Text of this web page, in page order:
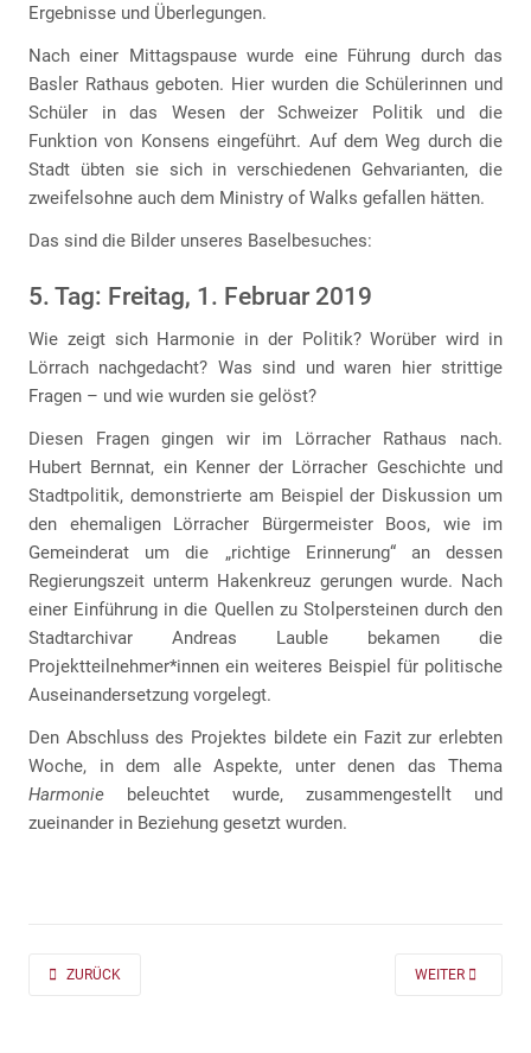
Ergebnisse und Überlegungen.
Nach einer Mittagspause wurde eine Führung durch das
Basler Rathaus geboten. Hier wurden die Schülerinnen und
Schüler in das Wesen der Schweizer Politik und die
Funktion von Konsens eingeführt. Auf dem Weg durch die
Stadt übten sie sich in verschiedenen Gehvarianten, die
zweifelsohne auch dem Ministry of Walks gefallen hätten.
Das sind die Bilder unseres Baselbesuches:
5. Tag: Freitag, 1. Februar 2019
Wie zeigt sich Harmonie in der Politik? Worüber wird in
Lörrach nachgedacht? Was sind und waren hier strittige
Fragen – und wie wurden sie gelöst?
Diesen Fragen gingen wir im Lörracher Rathaus nach.
Hubert Bernnat, ein Kenner der Lörracher Geschichte und
Stadtpolitik, demonstrierte am Beispiel der Diskussion um
den ehemaligen Lörracher Bürgermeister Boos, wie im
Gemeinderat um die „richtige Erinnerung“ an dessen
Regierungszeit unterm Hakenkreuz gerungen wurde. Nach
einer Einführung in die Quellen zu Stolpersteinen durch den
Stadtarchivar Andreas Lauble bekamen die
Projektteilnehmer*innen ein weiteres Beispiel für politische
Auseinandersetzung vorgelegt.
Den Abschluss des Projektes bildete ein Fazit zur erlebten
Woche, in dem alle Aspekte, unter denen das Thema
Harmonie beleuchtet wurde, zusammengestellt und
zueinander in Beziehung gesetzt wurden.
PREVIOUS ARTICLE: AD FONTES 2019/20 „MASS“ FÜR DIE KLASSEN 7
ZURÜCK NEXT ARTICLE:
WEITER